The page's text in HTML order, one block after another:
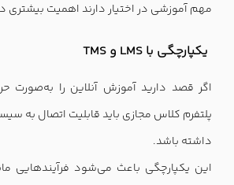
مهم آموزشی در اختیار دارند اهمیت بیشتری
یکپارچگی با LMS و TMS
اگر قصد دارید آموزش آنلاین را به‌صورت
داشته باشد.
این یکپارچگی باعث می‌شود فرآیندهایی